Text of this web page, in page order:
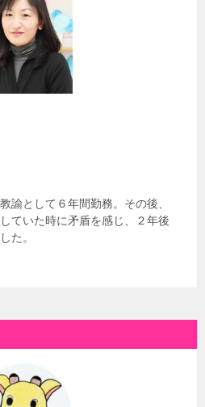
諭として６年間勤務。その後、
ていた時に矛盾を感じ、２年後
た。